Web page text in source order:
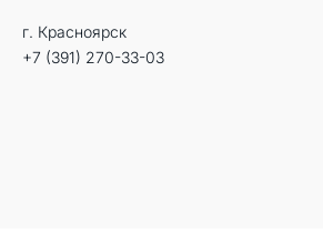
г. Красноярск
+7 (391) 270-33-03